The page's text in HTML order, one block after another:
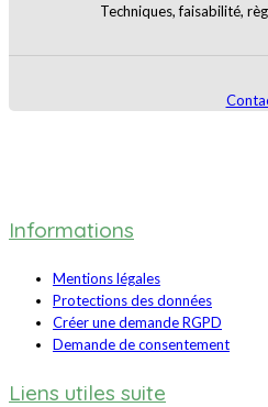
Techniques, faisabilité,
Informations
Mentions légales
Protections des données
Créer une demande RGPD
Demande de consentement
Liens utiles suite